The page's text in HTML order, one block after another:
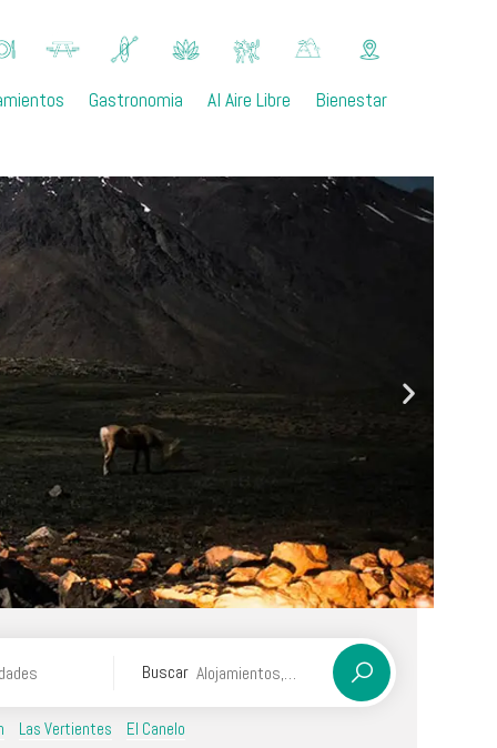
Gastronomia Al Aire Libre Bienestar
Buscar
Las Vertientes El Canelo